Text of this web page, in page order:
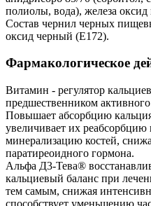
полиолы, вода), железа
Состав чернил черных
оксид черный (Е172).
Фармакологическое
Витамин - регулятор
предшественником
Повышает абсорбцию
увеличивает их реабсорбцию
минерализацию костей,
паратиреоидного гормона.
Альфа Д3-Тева®
кальциевый баланс при
тем самым, снижая